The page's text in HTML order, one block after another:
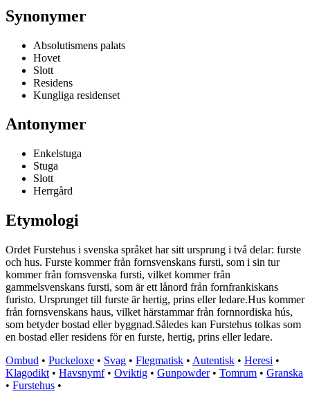
Synonymer
Absolutismens palats
Hovet
Slott
Residens
Kungliga residenset
Antonymer
Enkelstuga
Stuga
Slott
Herrgård
Etymologi
Ordet Furstehus i svenska språket har sitt ursprung i två delar: furste
och hus. Furste kommer från fornsvenskans fursti, som i sin tur
kommer från fornsvenska fursti, vilket kommer från
gammelsvenskans fursti, som är ett lånord från fornfrankiskans
furisto. Ursprunget till furste är hertig, prins eller ledare.Hus kommer
från fornsvenskans haus, vilket härstammar från fornnordiska hús,
som betyder bostad eller byggnad.Således kan Furstehus tolkas som
en bostad eller residens för en furste, hertig, prins eller ledare.
Ombud • Puckeloxe • Svag • Flegmatisk • Autentisk • Heresi •
Klagodikt • Havsnymf• Oviktig • Gunpowder• Tomrum • Granska
• Furstehus •